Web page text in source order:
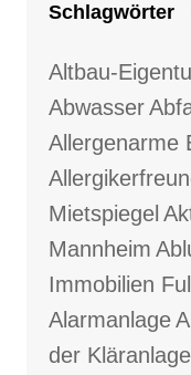
Schlagwörter
Altbau-
Abwasser
Allergenarme
Mietspiegel
Mannheim
Immobilien
Alarmanlage
der Kläranlage